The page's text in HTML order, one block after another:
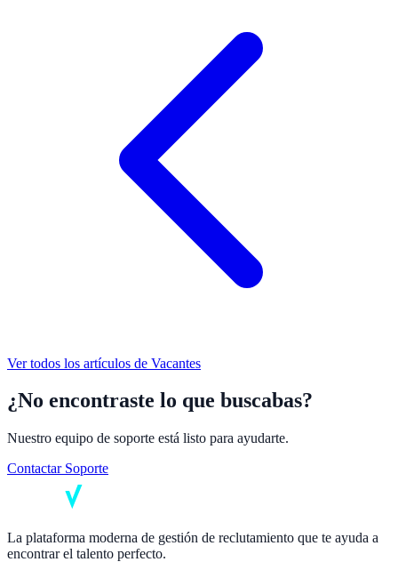
Ver todos los artículos de Vacantes
¿No encontraste lo que buscabas?
Nuestro equipo de soporte está listo para ayudarte.
Contactar Soporte
La plataforma moderna de gestión de reclutamiento que te ayuda a
encontrar el talento perfecto.